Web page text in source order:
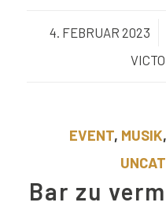
4. FEBRUAR 2023
/
EVENT, MUSIK,
Bar zu